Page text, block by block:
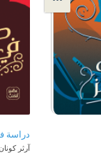
دراسة
آرثر